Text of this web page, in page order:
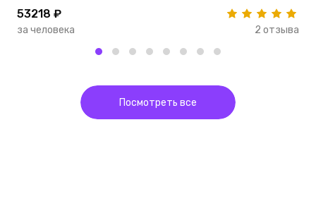
53218 ₽
за человека 2 отзыва
Посмотреть все